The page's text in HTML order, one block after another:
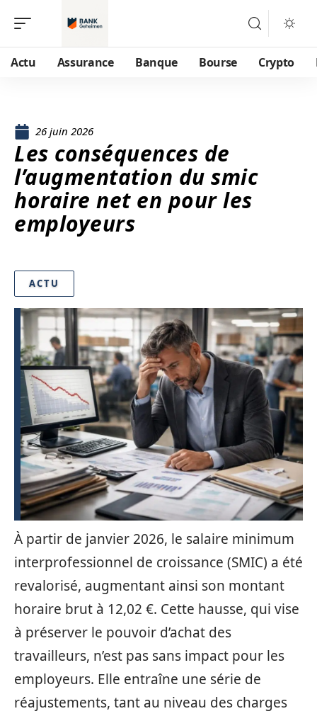
Actu Assurance Banque Bourse Crypto
26 juin 2026
Les conséquences de
l’augmentation du smic
horaire net en pour les
employeurs
ACTU
À partir de janvier 2026, le salaire minimum
interprofessionnel de croissance (SMIC) a été
revalorisé, augmentant ainsi son montant
horaire brut à 12,02 €. Cette hausse, qui vise
à préserver le pouvoir d’achat des
travailleurs, n’est pas sans impact pour les
employeurs. Elle entraîne une série de
réajustements, tant au niveau des charges